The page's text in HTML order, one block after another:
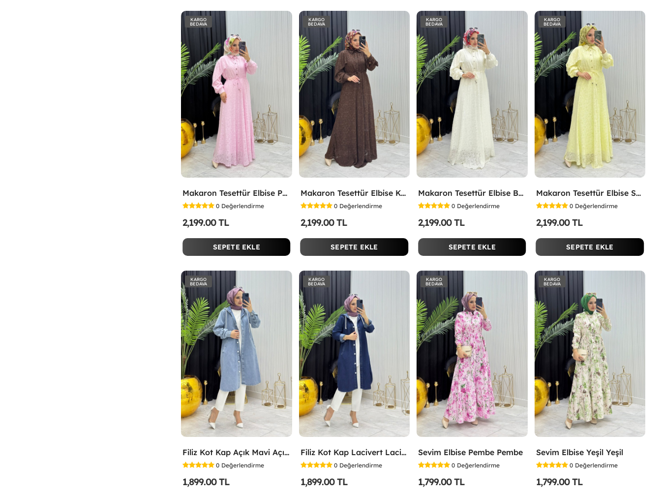
KARGO
BEDAVA
Makaron Tesettür Elbise Pembe Pembe
0 Değerlendirme
2,199.00 TL
SEPETE EKLE
KARGO
BEDAVA
Makaron Tesettür Elbise Kahverengi Kahverengi
0 Değerlendirme
2,199.00 TL
SEPETE EKLE
KARGO
BEDAVA
Makaron Tesettür Elbise Beyaz Beyaz
0 Değerlendirme
2,199.00 TL
SEPETE EKLE
KARGO
BEDAVA
Makaron Tesettür Elbise Sarı Sarı
0 Değerlendirme
2,199.00 TL
SEPETE EKLE
KARGO
BEDAVA
Filiz Kot Kap Açık Mavi Açık Mavi
0 Değerlendirme
1,899.00 TL
KARGO
BEDAVA
Filiz Kot Kap Lacivert Lacivert
0 Değerlendirme
1,899.00 TL
KARGO
BEDAVA
Sevim Elbise Pembe Pembe
0 Değerlendirme
1,799.00 TL
KARGO
BEDAVA
Sevim Elbise Yeşil Yeşil
0 Değerlendirme
1,799.00 TL